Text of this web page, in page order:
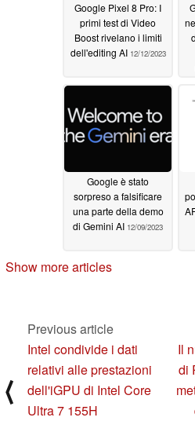
Google Pixel 8 Pro: I
primi test di Video
Boost rivelano i limiti
dell'editing AI 12/12/2023
Google è stato
sorpreso a falsificare
una parte della demo
di Gemini AI 12/09/2023
Show more articles
⟨
Previous article
Intel condivide i dati
relativi alle prestazioni
dell'iGPU di Intel Core
Ultra 7 155H
Il
di